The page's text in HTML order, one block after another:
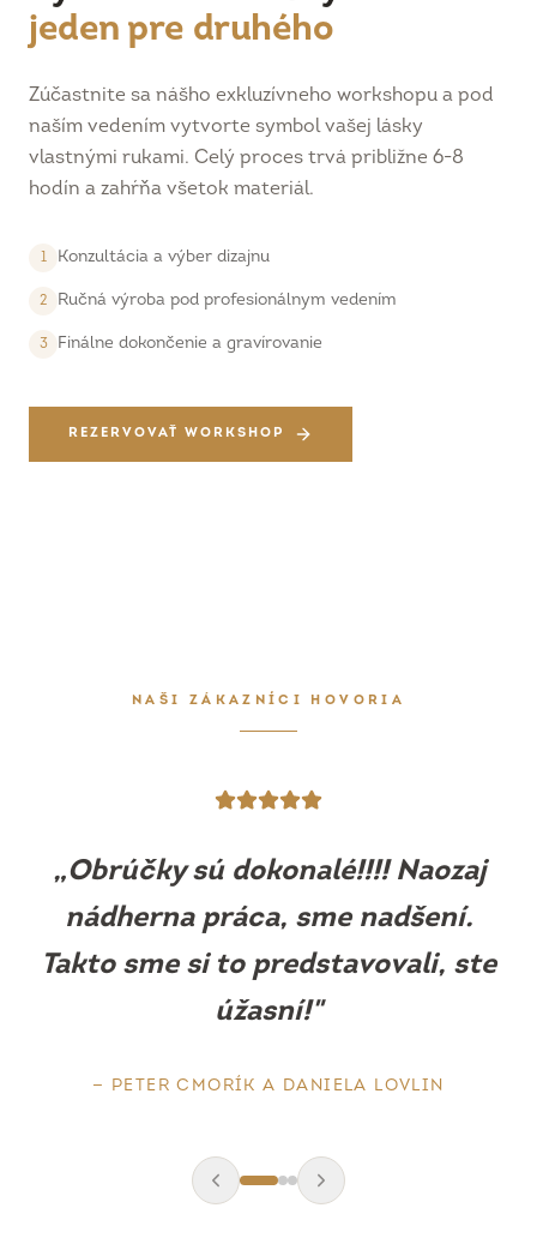
jeden pre druhého
Zúčastnite sa nášho exkluzívneho workshopu a pod
naším vedením vytvorte symbol vašej lásky
vlastnými rukami. Celý proces trvá približne 6-8
hodín a zahŕňa všetok materiál.
1 Konzultácia a výber dizajnu
2 Ručná výroba pod profesionálnym vedením
3 Finálne dokončenie a gravírovanie
REZERVOVAŤ WORKSHOP
NAŠI ZÁKAZNÍCI HOVORIA
Obrúčky sú prekrásne, sedia ako
uliate. Máme z nich obrovskú
radosť.
—BARBORA MLEJOVÁ